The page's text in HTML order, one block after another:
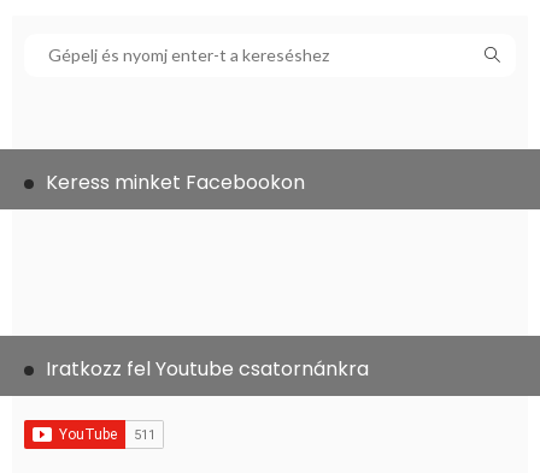
Keress minket Facebookon
Iratkozz fel Youtube csatornánkra